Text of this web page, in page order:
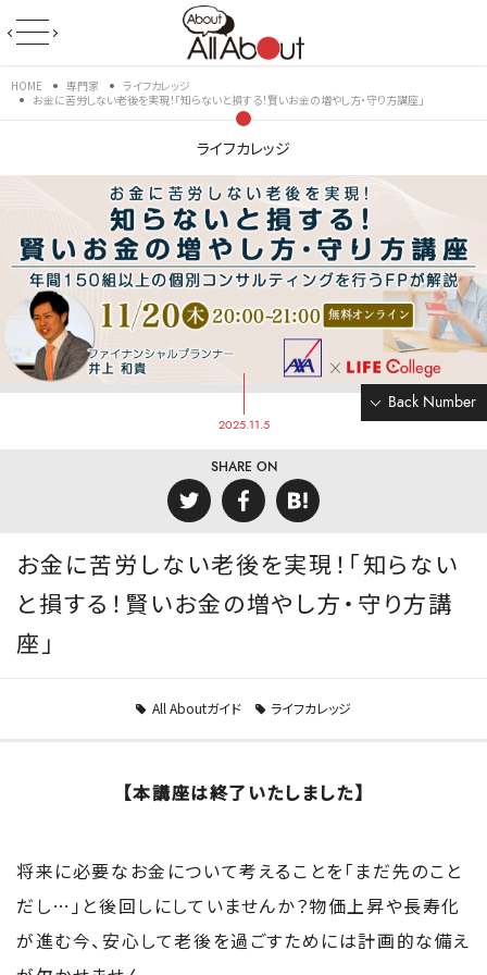
HOME 専門家
ライフカレッジ
お金に苦労しない老後を実現！「知らないと損する！賢いお金の増やし方・守り方講座」
ライフカレッジ
Back Number
2025.11.5
SHARE ON
お金に苦労しない老後を実現！「知らない
と損する！賢いお金の増やし方・守り方講
座」
All Aboutガイド ライフカレッジ
【本講座は終了いたしました】
将来に必要なお金について考えることを「まだ先のこと
だし…」と後回しにしていませんか？物価上昇や長寿化
が進む今、安心して老後を過ごすためには計画的な備え